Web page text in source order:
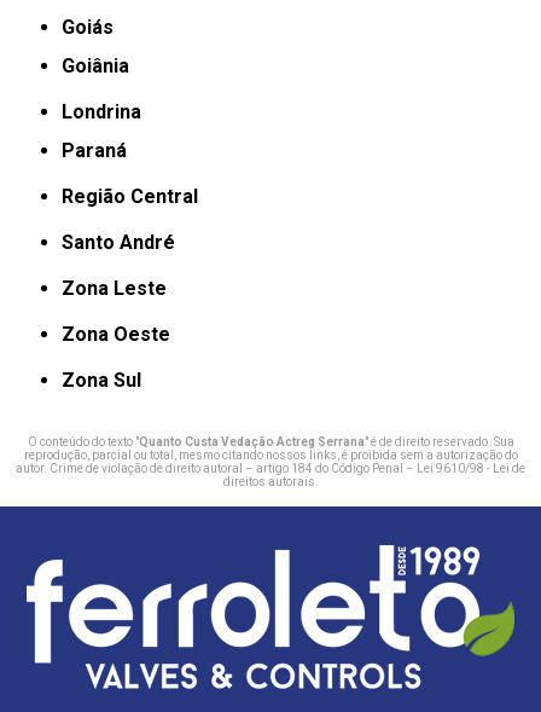
Goiás
Goiânia
Londrina
Paraná
Região Central
Santo André
Zona Leste
Zona Oeste
Zona Sul
O conteúdo do texto "Quanto Custa Vedação Actreg Serrana" é de direito reservado. Sua
reprodução, parcial ou total, mesmo citando nossos links, é proibida sem a autorização do
autor. Crime de violação de direito autoral – artigo 184 do Código Penal – Lei 9610/98 - Lei de
direitos autorais.